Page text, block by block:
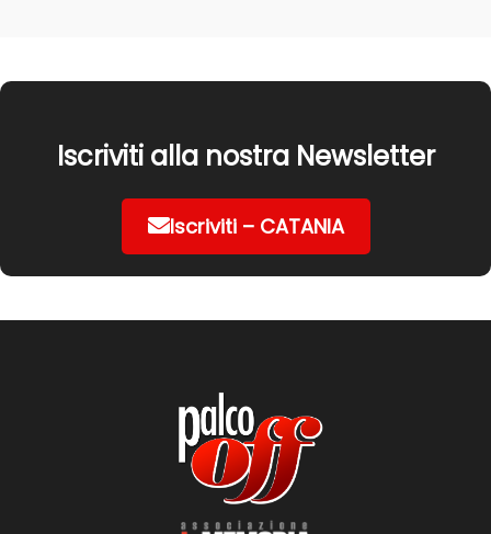
Iscriviti alla nostra Newsletter
Iscriviti – CATANIA